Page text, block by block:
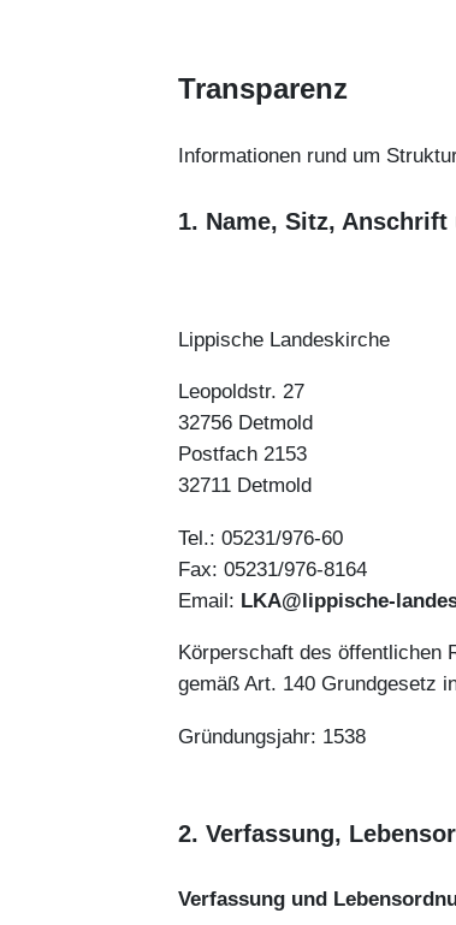
Transparenz
Informationen rund um
1. Name, Sitz,
Lippische Landeskirche
Leopoldstr. 27
32756 Detmold
Postfach 2153
32711 Detmold
Tel.: 05231/976-60
Fax: 05231/976-8164
Email: LKA@lippische-
Körperschaft des öffentlichen
gemäß Art. 140 Grundgesetz
Gründungsjahr: 1538
2. Verfassung,
Verfassung und